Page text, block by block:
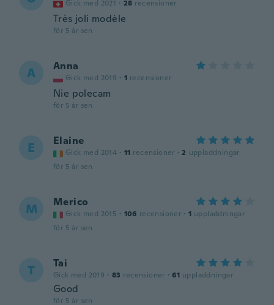
Gick med 2021 · 28 recensioner
Très joli modèle
för 5 år sen
A Anna
Gick med 2019 · 1 recensioner
Nie polecam
för 5 år sen
E Elaine
Gick med 2014 · 11 recensioner · 2 uppladdningar
för 5 år sen
M Merico
Gick med 2015 · 106 recensioner · 1 uppladdningar
för 5 år sen
T Tai
Gick med 2019 · 83 recensioner · 61 uppladdningar
Good
för 5 år sen